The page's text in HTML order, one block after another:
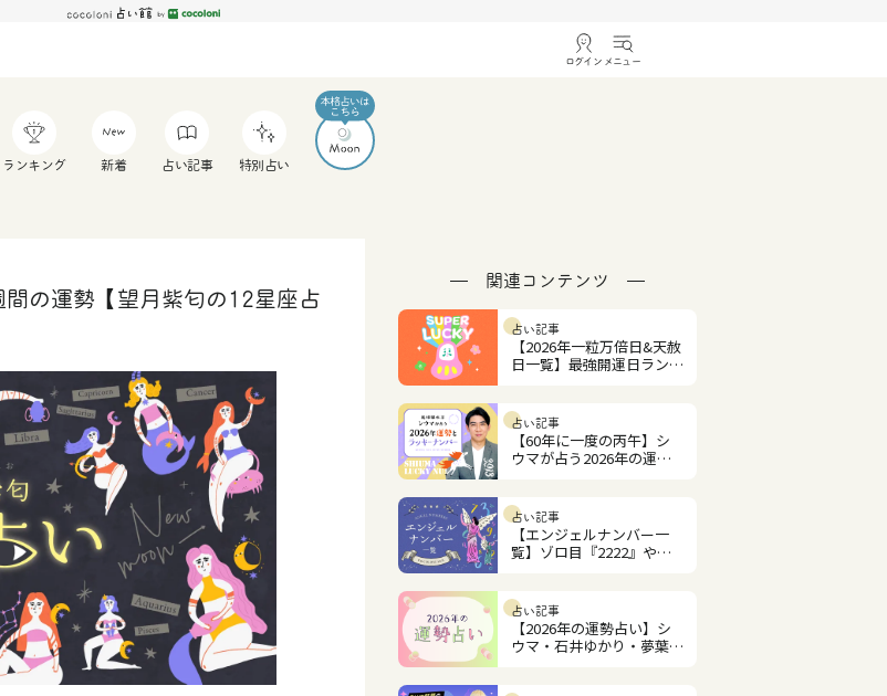
ログイン メニュー
ランキング 新着 占い記事 特別占い
の運勢【望月紫匂の12星座占
関連コンテンツ
占い記事
【2026年一粒万倍日&天赦
日一覧】最強開運日ランキ
占い記事
【60年に一度の丙午】シ
ウマが占う2026年の運勢
占い記事
【エンジェルナンバー一
覧】ゾロ目『2222』やツ
占い記事
【2026年の運勢占い】シ
ウマ・石井ゆかり・夢葉ね